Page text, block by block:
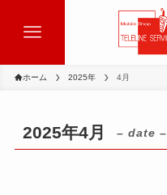
ホーム 2025年 4月
2025年4月 – date –